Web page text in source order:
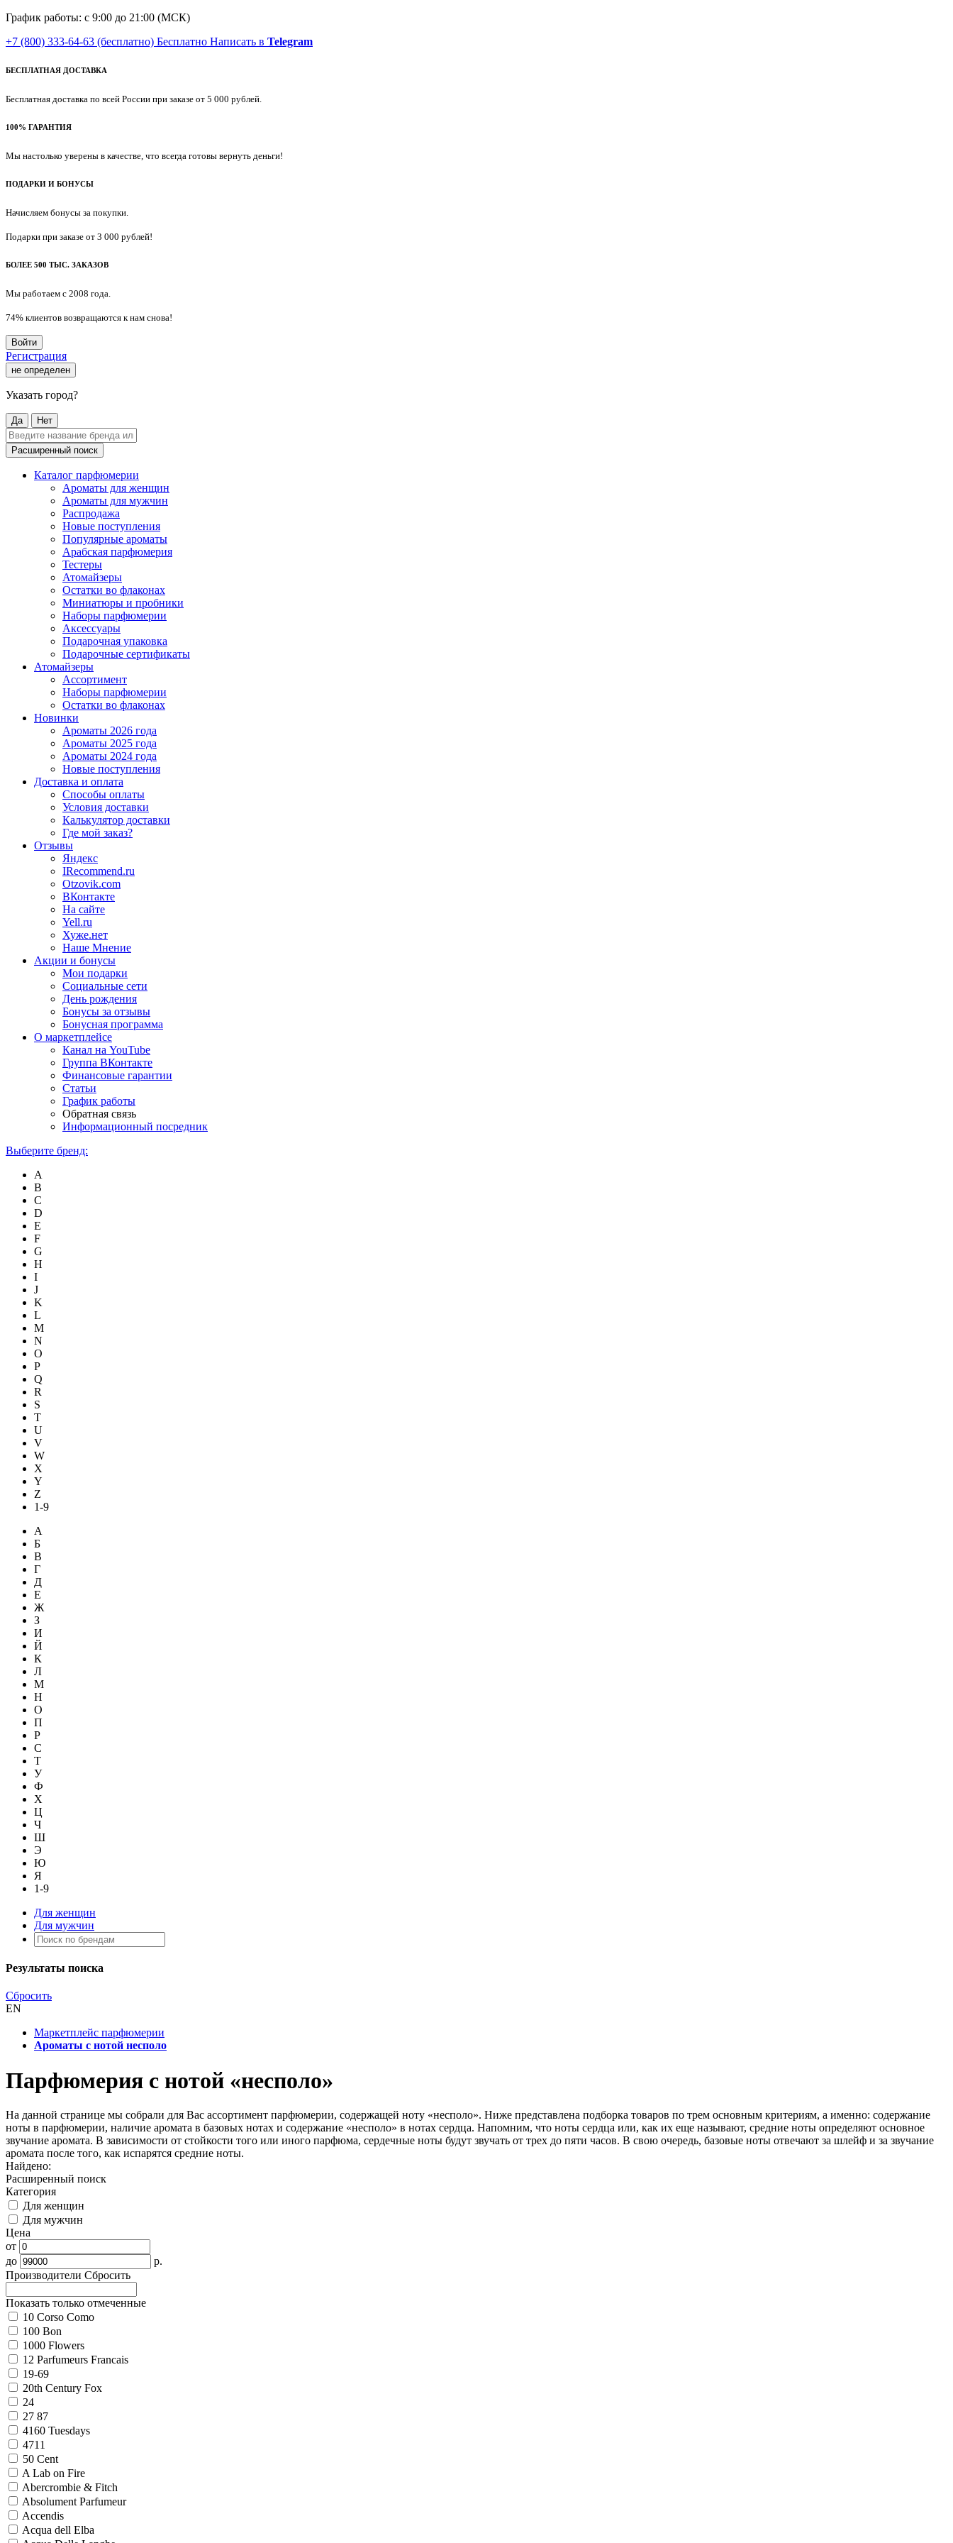
График работы: с 9:00 до 21:00 (МСК)
+7 (800) 333-64-63 (бесплатно) Бесплатно Написать в Telegram
БЕСПЛАТНАЯ ДОСТАВКА
Бесплатная доставка по всей России при заказе от 5 000 рублей.
100% ГАРАНТИЯ
Мы настолько уверены в качестве, что всегда готовы вернуть деньги!
ПОДАРКИ И БОНУСЫ
Начисляем бонусы за покупки.
Подарки при заказе от 3 000 рублей!
БОЛЕЕ 500 ТЫС. ЗАКАЗОВ
Мы работаем с 2008 года.
74% клиентов возвращаются к нам снова!
Войти
Регистрация
не определен
Указать город?
Да Нет
Расширенный поиск
Каталог парфюмерии
Ароматы для женщин
Ароматы для мужчин
Распродажа
Новые поступления
Популярные ароматы
Арабская парфюмерия
Тестеры
Атомайзеры
Остатки во флаконах
Миниатюры и пробники
Наборы парфюмерии
Аксессуары
Подарочная упаковка
Подарочные сертификаты
Атомайзеры
Ассортимент
Наборы парфюмерии
Остатки во флаконах
Новинки
Ароматы 2026 года
Ароматы 2025 года
Ароматы 2024 года
Новые поступления
Доставка и оплата
Способы оплаты
Условия доставки
Калькулятор доставки
Где мой заказ?
Отзывы
Яндекс
IRecommend.ru
Otzovik.com
ВКонтакте
На сайте
Yell.ru
Хуже.нет
Наше Мнение
Акции и бонусы
Мои подарки
Социальные сети
День рождения
Бонусы за отзывы
Бонусная программа
О маркетплейсе
Канал на YouTube
Группа ВКонтакте
Финансовые гарантии
Статьи
График работы
Обратная связь
Информационный посредник
Выберите бренд:
A
B
C
D
E
F
G
H
I
J
K
L
M
N
O
P
Q
R
S
T
U
V
W
X
Y
Z
1-9
А
Б
В
Г
Д
Е
Ж
З
И
Й
К
Л
М
Н
О
П
Р
С
Т
У
Ф
Х
Ц
Ч
Ш
Э
Ю
Я
1-9
Для женщин
Для мужчин
Результаты поиска
Сбросить
EN
Маркетплейс парфюмерии
Ароматы с нотой несполо
Парфюмерия с нотой «несполо»
На данной странице мы собрали для Вас ассортимент парфюмерии, содержащей ноту «несполо». Ниже представлена подборка товаров по трем основным критериям, а именно: содержание
ноты в парфюмерии, наличие аромата в базовых нотах и содержание «несполо» в нотах сердца. Напомним, что ноты сердца или, как их еще называют, средние ноты определяют основное
звучание аромата. В зависимости от стойкости того или иного парфюма, сердечные ноты будут звучать от трех до пяти часов. В свою очередь, базовые ноты отвечают за шлейф и за звучание
аромата после того, как испарятся средние ноты.
Найдено:
Расширенный поиск
Категория
Для женщин
Для мужчин
Цена
от
до
р.
Производители Сбросить
Показать только отмеченные
10 Corso Como
100 Bon
1000 Flowers
12 Parfumeurs Francais
19-69
20th Century Fox
24
27 87
4160 Tuesdays
4711
50 Cent
A Lab on Fire
Abercrombie & Fitch
Absolument Parfumeur
Accendis
Acqua dell Elba